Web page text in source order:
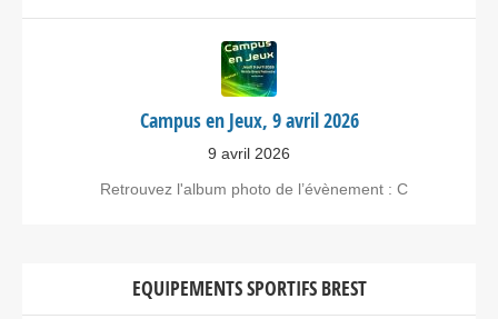
Campus en Jeux, 9 avril 2026
9 avril 2026
Retrouvez l'album photo de l’évènement : C
EQUIPEMENTS SPORTIFS BREST